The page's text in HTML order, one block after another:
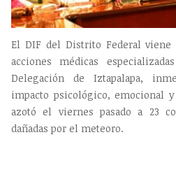
El DIF del Distrito Federal viene
acciones médicas
Delegación de Iztapalapa,
impacto psicológico, emocional
azotó el viernes pasado a 23
dañadas por el meteoro.